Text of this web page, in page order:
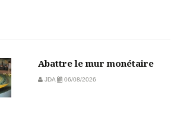
Abattre le mur monétaire
JDA 06/08/2026